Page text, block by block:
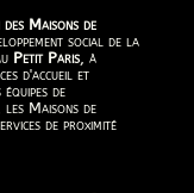
Maisons de
social de la
Petit Paris , à
d'accueil et
de
les Maisons de
de proximité